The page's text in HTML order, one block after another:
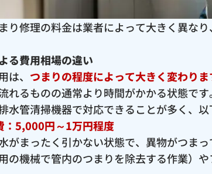
り修理の料金は業者によって大きく異な
る費用相場の違い
は、 つまりの程度によって大きく変わりま
れるものの通常より時間がかかる状態で
水管清掃機器で対応できることが多く、
：5,000円～1万円程度
がまったく引かない状態で、異物がつま
の機械で管内のつまりを除去する作業）